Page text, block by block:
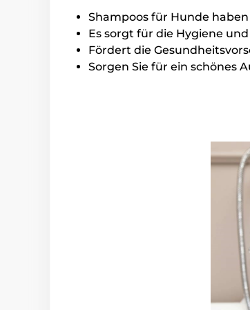
Shampoos für Hunde
Es sorgt für die Hygiene
Fördert die
Sorgen Sie für ein schönes